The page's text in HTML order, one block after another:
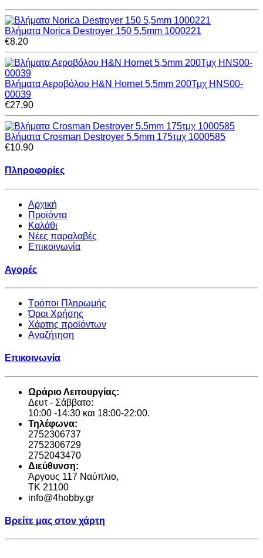
Βλήματα Norica Destroyer 150 5,5mm 1000221
€8.20
Βλήματα Αεροβόλου H&N Hornet 5,5mm 200Τμχ HNS00-
00039
€27.90
Βλήματα Crosman Destroyer 5.5mm 175τμχ 1000585
€10.90
Πληροφορίες
Αρχική
Προϊόντα
Καλάθι
Νέες παραλαβές
Επικοινωνία
Αγορές
Τρόποι Πληρωμής
Όροι Χρήσης
Χάρτης προϊόντων
Αναζήτηση
Επικοινωνία
Ωράριο Λειτουργίας:
Δευτ - Σάββατο:
10:00 -14:30 και 18:00-22:00.
Τηλέφωνα:
2752306737
2752306729
2752043470
Διεύθυνση:
Άργους 117 Ναύπλιο,
TK 21100
info@4hobby.gr
Βρείτε μας στον χάρτη